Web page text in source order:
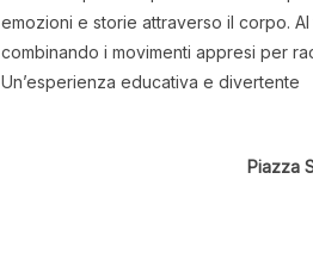
emozioni e storie attraverso il corpo.
combinando i movimenti appresi per
Un’esperienza educativa e divertente
Piazza